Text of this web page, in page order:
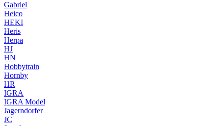
Gabriel
Heico
HEKI
Heris
Herpa
HJ
HN
Hobbytrain
Hornby
HR
IGRA
IGRA Model
Jagerndorfer
JC